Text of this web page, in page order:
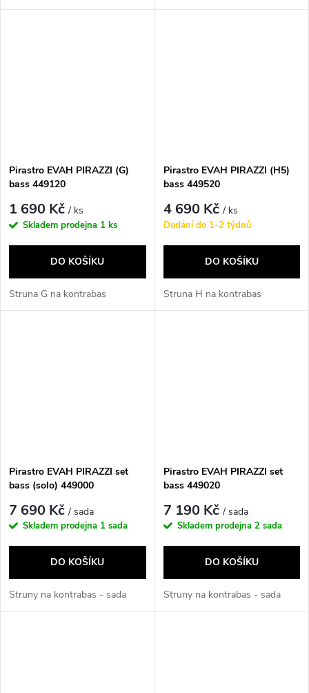
Pirastro EVAH PIRAZZI (G)
bass 449120
1 690 Kč/ ks
Skladem prodejna 1 ks
DO KOŠÍKU
Struna G na kontrabas
Pirastro EVAH PIRAZZI (H5)
bass 449520
4 690 Kč/ ks
Dodání do 1-2 týdnů
DO KOŠÍKU
Struna H na kontrabas
Pirastro EVAH PIRAZZI set
bass (solo) 449000
7 690 Kč/ sada
Skladem prodejna 1 sada
DO KOŠÍKU
Struny na kontrabas - sada
Pirastro EVAH PIRAZZI set
bass 449020
7 190 Kč/ sada
Skladem prodejna 2 sada
DO KOŠÍKU
Struny na kontrabas - sada